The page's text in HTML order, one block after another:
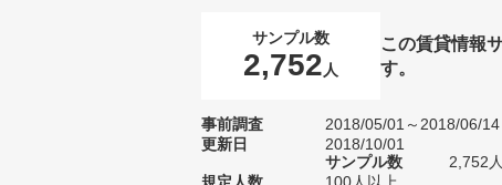
サンプル数
2,752 人
この賃貸情報
す。
事前調査
2018/05/01～2018/06/14
更新日
2018/10/01
サンプル数
2,752